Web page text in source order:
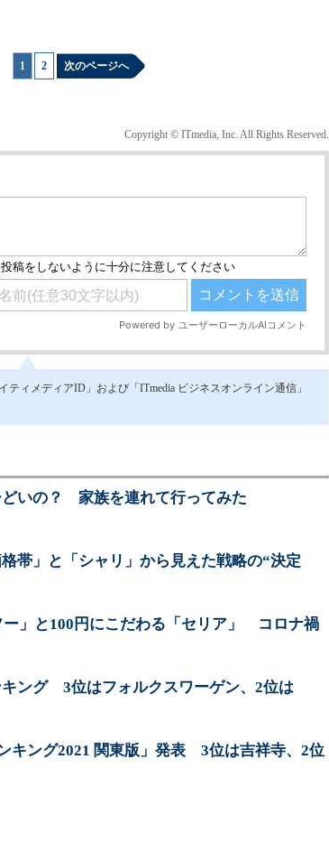
1 2 次のページへ
Copyright © ITmedia, Inc. All Rights Reserved.
ィメディアID」および「ITmedia ビジネスオンライン通信」
どいの？ 家族を連れて行ってみた
帯」と「シャリ」から見えた戦略の“決定
ー」と100円にこだわる「セリア」 コロナ禍
ング 3位はフォルクスワーゲン、2位は
キング2021 関東版」発表 3位は吉祥寺、2位